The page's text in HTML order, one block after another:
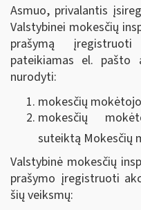
Asmuo, privalantis
Valstybinei mokesčių
prašymą
pateikiamas el. pašto
nurodyti:
mokesčių
mokesčių
suteiktą Mokesčių
Valstybinė mokesčių
prašymo įregistruoti
šių veiksmų: